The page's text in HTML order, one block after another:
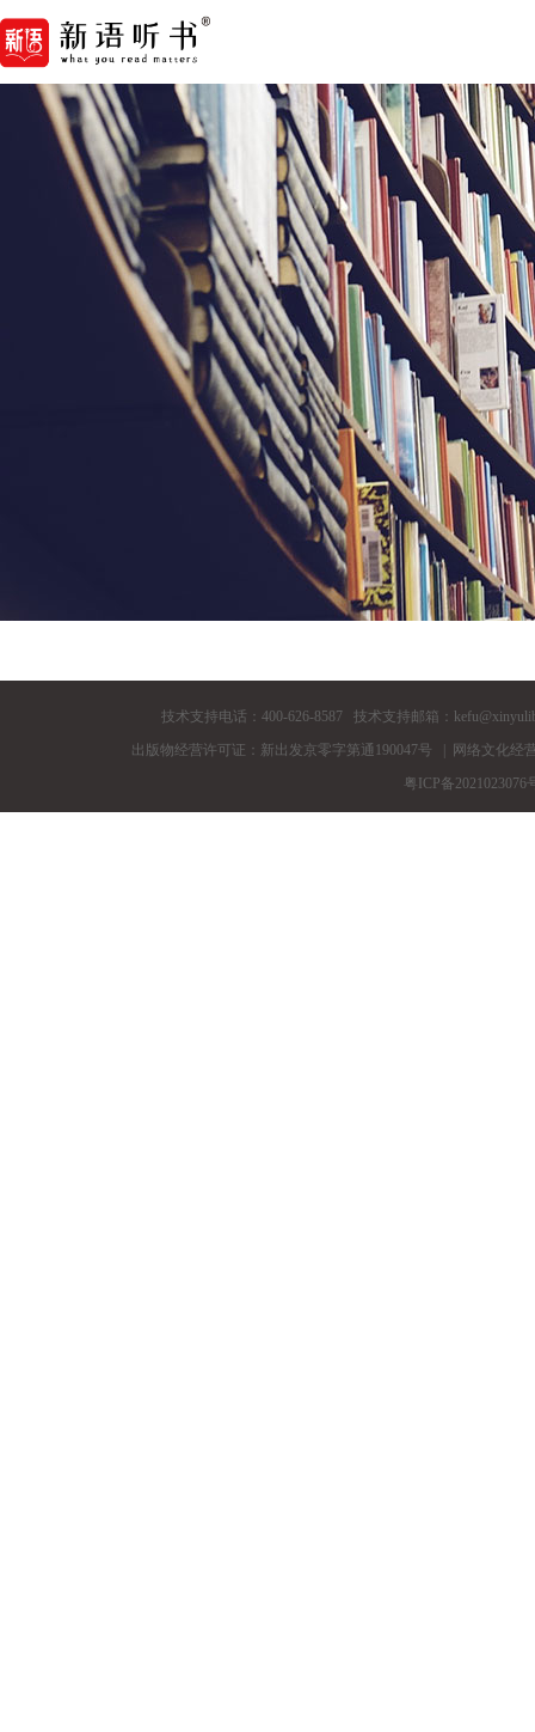
技术支持电话：400-626-8587 技术支持邮箱：
出版物经营许可证：新出发京零字第通190047号
网络文化经
粤ICP备2021023076